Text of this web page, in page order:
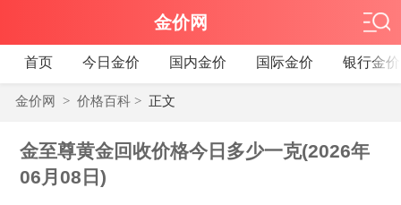
金价网
首页 今日金价 国内金价 国际金价 银行金价
金价网 > 价格百科> 正文
金至尊黄金回收价格今日多少一克(2026年
06月08日)